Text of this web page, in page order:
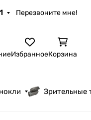
Перезвоните мне!
ИзбранноеКорзина
Зрительные